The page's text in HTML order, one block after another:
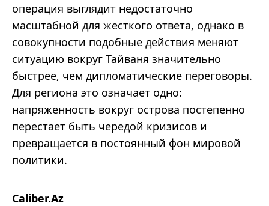
операция выглядит недостаточно
масштабной для жесткого ответа, однако в
совокупности подобные действия меняют
ситуацию вокруг Тайваня значительно
быстрее, чем дипломатические переговоры.
Для региона это означает одно:
напряженность вокруг острова постепенно
перестает быть чередой кризисов и
превращается в постоянный фон мировой
политики.
Caliber.Az